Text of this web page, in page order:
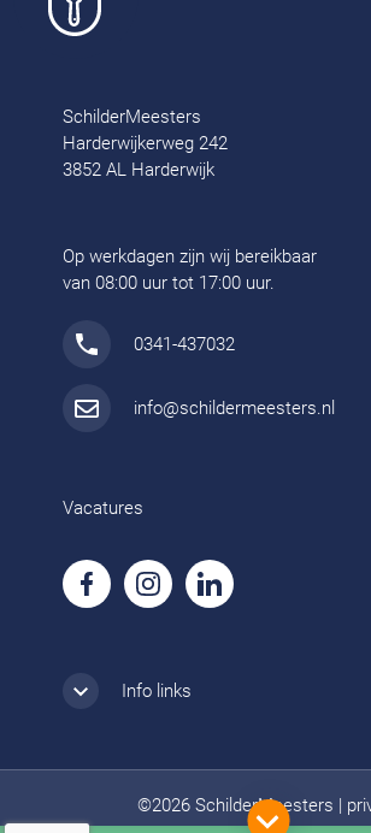
SchilderMeesters
Harderwijkerweg 242
3852 AL Harderwijk
Op werkdagen zijn wij bereikbaar
van 08:00 uur tot 17:00 uur.
0341-437032
info@schildermeesters.nl
Vacatures
Info links
©2026 SchilderMeesters